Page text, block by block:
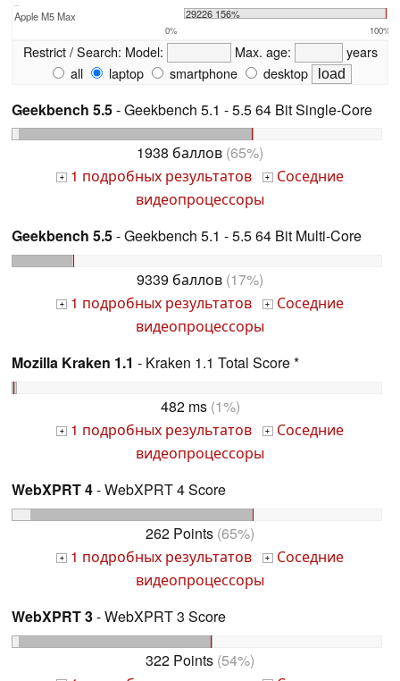
Apple M5 Max 29226 156%
0% 100%
Restrict / Search: Model: Max. age:
years
all
laptop smartphone desktop
Geekbench 5.5- Geekbench 5.1 - 5.5 64 Bit Single-Core
1938 баллов (65%)
+ 1 подробных результатов + Соседние
видеопроцессоры
Geekbench 5.5- Geekbench 5.1 - 5.5 64 Bit Multi-Core
9339 баллов (17%)
+ 1 подробных результатов + Соседние
видеопроцессоры
Mozilla Kraken 1.1 - Kraken 1.1 Total Score *
482 ms(1%)
+ 1 подробных результатов + Соседние
видеопроцессоры
WebXPRT 4- WebXPRT 4 Score
262 Points (65%)
+ 1 подробных результатов + Соседние
видеопроцессоры
WebXPRT 3- WebXPRT 3 Score
322 Points (54%)